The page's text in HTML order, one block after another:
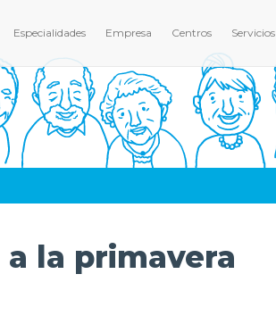
Especialidades Empresa Centros Servicios
la primavera